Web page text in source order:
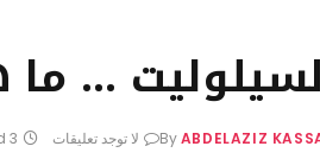
…
ByABDELAZIZ لا توجد تعليقات 3 Mins Read